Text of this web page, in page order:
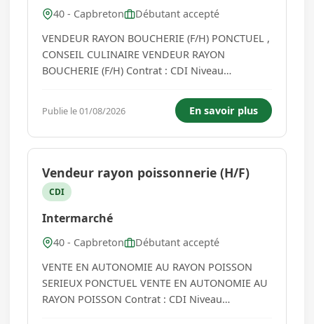
40 - Capbreton
Débutant accepté
VENDEUR RAYON BOUCHERIE (F/H) PONCTUEL ,
CONSEIL CULINAIRE VENDEUR RAYON
BOUCHERIE (F/H) Contrat : CDI Niveau
Niveau d'études minimum requis : Non diplômé
Temps de travail : Temps plein...
Publie le 01/08/2026 En savoir plus
Vendeur rayon poissonnerie (H/F)
CDI
Intermarché
40 - Capbreton
Débutant accepté
VENTE EN AUTONOMIE AU RAYON POISSON
SERIEUX PONCTUEL VENTE EN AUTONOMIE AU
RAYON POISSON Contrat : CDI Niveau